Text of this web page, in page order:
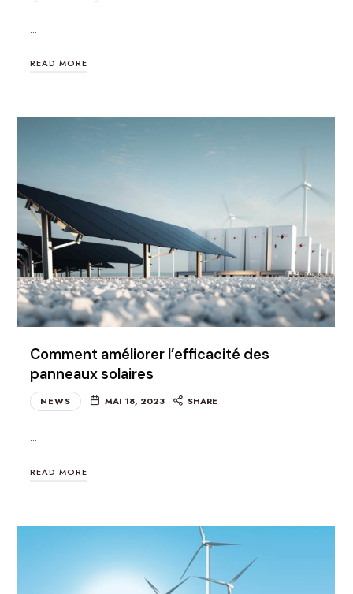
…
READ MORE
Comment améliorer l’efficacité des
panneaux solaires
NEWS MAI 18, 2023 SHARE
…
READ MORE